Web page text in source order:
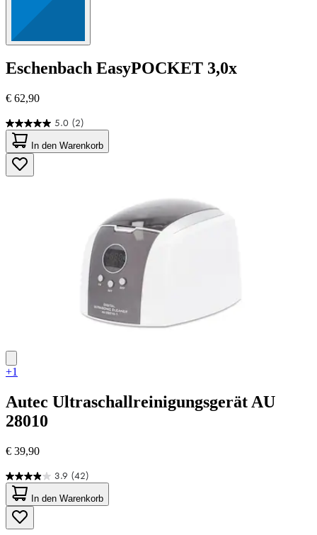
Eschenbach EasyPOCKET 3,0x
€ 62,90
5.0 (2)
5.0
von
5
Sternen.
2
In den Warenkorb
+1
Autec Ultraschallreinigungsgerät AU
28010
€ 39,90
3.9 (42)
3.9
von
5
Sternen.
42
In den Warenkorb